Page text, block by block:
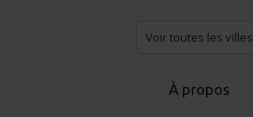
Voir toutes les villes
À propos